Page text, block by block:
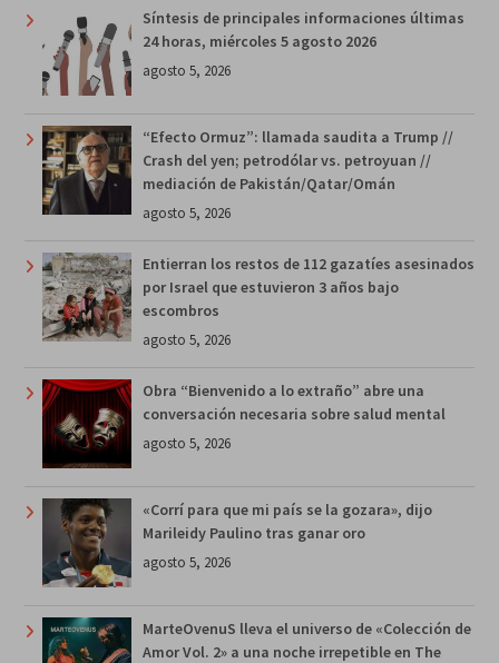
Síntesis de principales informaciones últimas
24 horas, miércoles 5 agosto 2026
agosto 5, 2026
“Efecto Ormuz”: llamada saudita a Trump //
Crash del yen; petrodólar vs. petroyuan //
mediación de Pakistán/Qatar/Omán
agosto 5, 2026
Entierran los restos de 112 gazatíes asesinados
por Israel que estuvieron 3 años bajo
escombros
agosto 5, 2026
Obra “Bienvenido a lo extraño” abre una
conversación necesaria sobre salud mental
agosto 5, 2026
«Corrí para que mi país se la gozara», dijo
Marileidy Paulino tras ganar oro
agosto 5, 2026
MarteOvenuS lleva el universo de «Colección de
Amor Vol. 2» a una noche irrepetible en The